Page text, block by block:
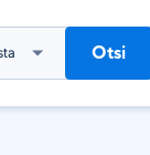
Otsi